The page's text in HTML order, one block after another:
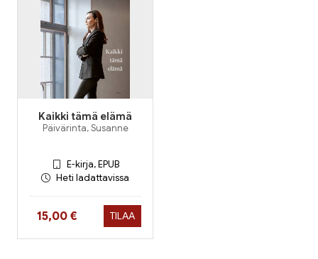
Kaikki tämä elämä
Päivärinta, Susanne
E-kirja, EPUB
Heti ladattavissa
Hinta nyt
15,00 € TILAA